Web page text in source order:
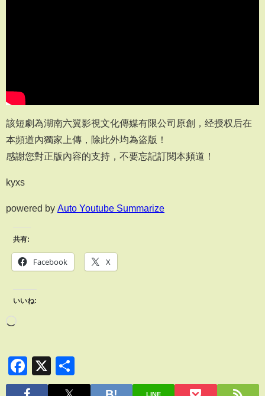
該短劇為湖南六翼影視文化傳媒有限公司原創，经授权后在
本頻道內獨家上傳，除此外均為盜版！
感謝您對正版內容的支持，不要忘記訂閱本頻道！
kyxs
powered by Auto Youtube Summarize
共有:
Facebook X
いいね:
Facebook
X
有
LINE